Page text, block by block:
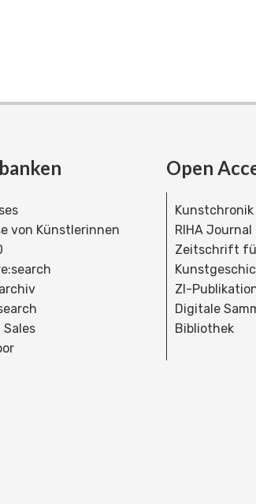
von Künstlerinnen
Sales
Open
Kunstchronik
RIHA Journal
Zeitschrift
ZI-
Digitale
Bibliothek